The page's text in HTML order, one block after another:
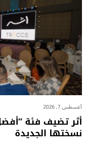
أغسطس 7, 2026
أثر تضيف فئة
نسختها الجديدة